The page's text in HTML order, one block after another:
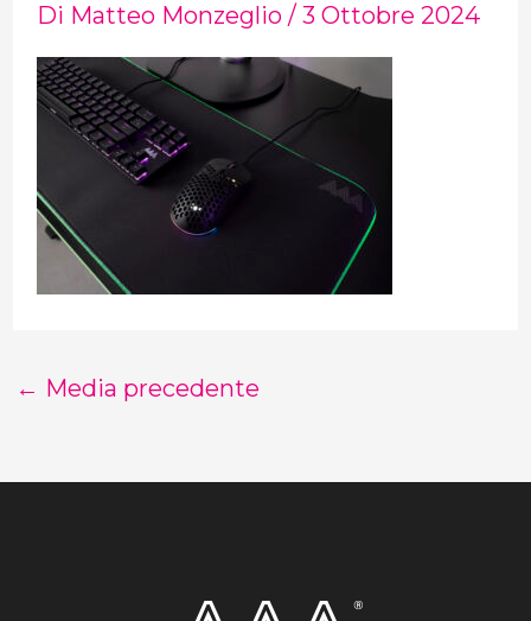
Di Matteo Monzeglio / 3 Ottobre 2024
← Media precedente